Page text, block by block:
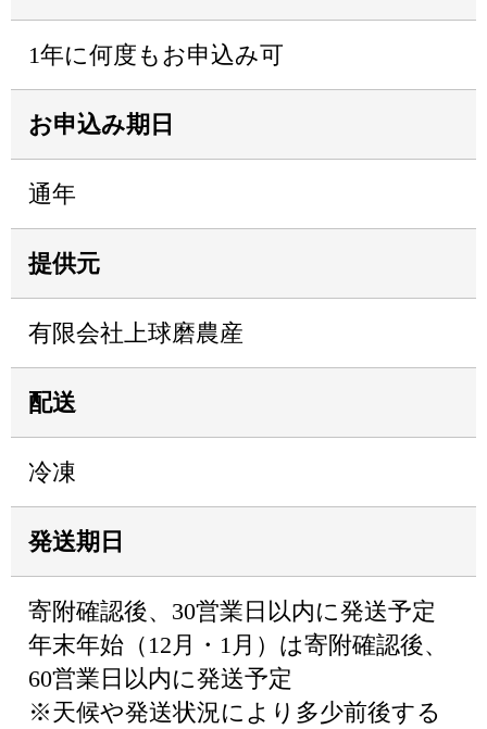
1年に何度もお申込み可
お申込み期日
通年
提供元
有限会社上球磨農産
配送
冷凍
発送期日
寄附確認後、30営業日以内に発送予定
年末年始（12月・1月）は寄附確認後、
60営業日以内に発送予定
※天候や発送状況により多少前後する